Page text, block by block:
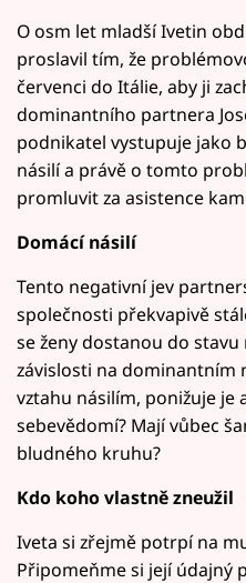
O osm let mladší Ivetin
proslavil tím, že
červenci do Itálie, aby ji
dominantního partnera
podnikatel vystupuje jako
násilí a právě o tomto
promluvit za asistence
Domácí násilí
Tento negativní jev
společnosti překvapivě
se ženy dostanou do
závislosti na dominantním
vztahu násilím, ponižuje je
sebevědomí? Mají vůbec
bludného kruhu?
Kdo koho vlastně zneužil
Iveta si zřejmě potrpí na
Připomeňme si její údajný